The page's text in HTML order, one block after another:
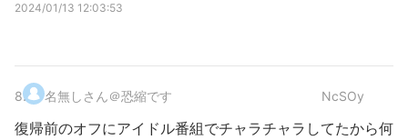
2024/01/13 12:03:53
8. 名無しさん＠恐縮です NcSOy
復帰前のオフにアイドル番組でチャラチャラしてたから何